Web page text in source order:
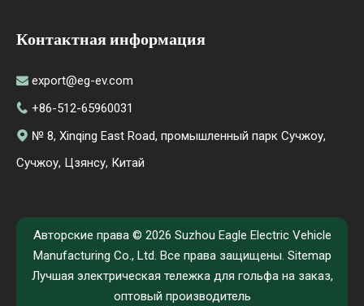
Контактная информация
 export@eg-ev.com
 +86-512-65960031
 № 8, Xinqing East Road, промышленный парк Сучжоу,
Сучжоу, Цзянсу, Китай
Авторские права © 2026 Suzhou Eagle Electric Vehicle
Manufacturing Co., Ltd. Все права защищены. Sitemap
Лучшая электрическая тележка для гольфа на заказ,
оптовый производитель